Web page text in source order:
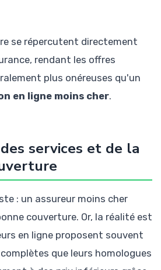
se répercutent directement
rendant les offres
plus onéreuses qu'un
en ligne moins cher.
services et de la
: un assureur moins cher
couverture. Or, la réalité est
en ligne proposent souvent
que leurs homologues